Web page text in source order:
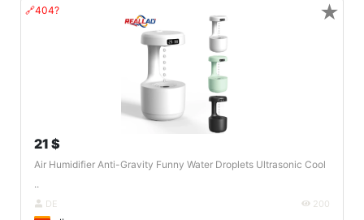
🔗404?
21 $
Air Humidifier Anti-Gravity Funny Water Droplets Ultrasonic Cool
..
DE 200
★